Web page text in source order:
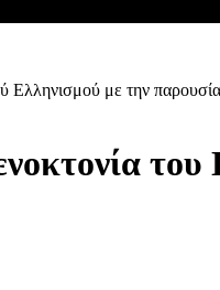
Ελληνισμού με την
του